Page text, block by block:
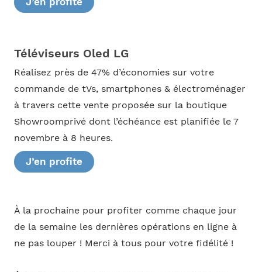
Téléviseurs Oled LG
Réalisez près de 47% d’économies sur votre
commande de tVs, smartphones & électroménager
à travers cette vente proposée sur la boutique
Showroomprivé dont l’échéance est planifiée le 7
novembre à 8 heures.
J’en profite
À la prochaine pour profiter comme chaque jour
de la semaine les dernières opérations en ligne à
ne pas louper ! Merci à tous pour votre fidélité !